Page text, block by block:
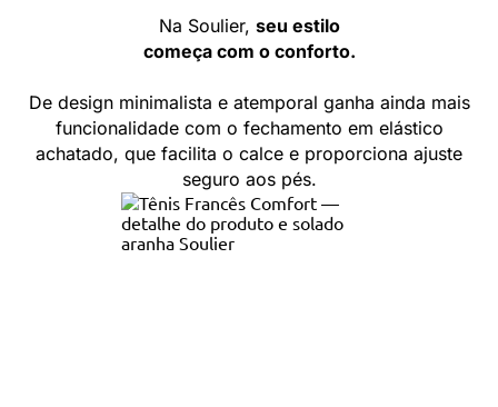
Na Soulier, seu estilo
começa com o conforto.
De design minimalista e atemporal ganha ainda mais
funcionalidade com o fechamento em elástico
achatado, que facilita o calce e proporciona ajuste
seguro aos pés.